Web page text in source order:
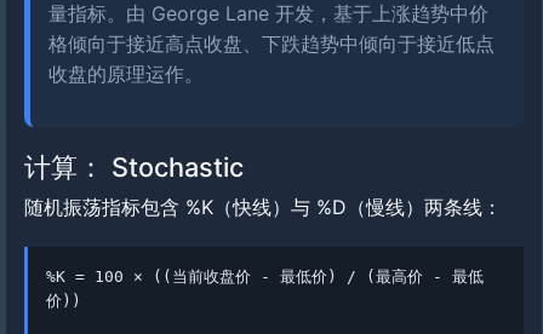
量指标。由 George Lane 开发，基于上涨趋势中价
格倾向于接近高点收盘、下跌趋势中倾向于接近低点
收盘的原理运作。
计算： Stochastic
随机振荡指标包含 %K（快线）与 %D（慢线）两条线：
%K = 100 × ((当前收盘价 - 最低价) / (最高价 - 最低
价))